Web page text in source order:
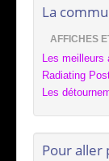
La
AFFICHES
Les meilleurs
Radiating
Les
Pour aller